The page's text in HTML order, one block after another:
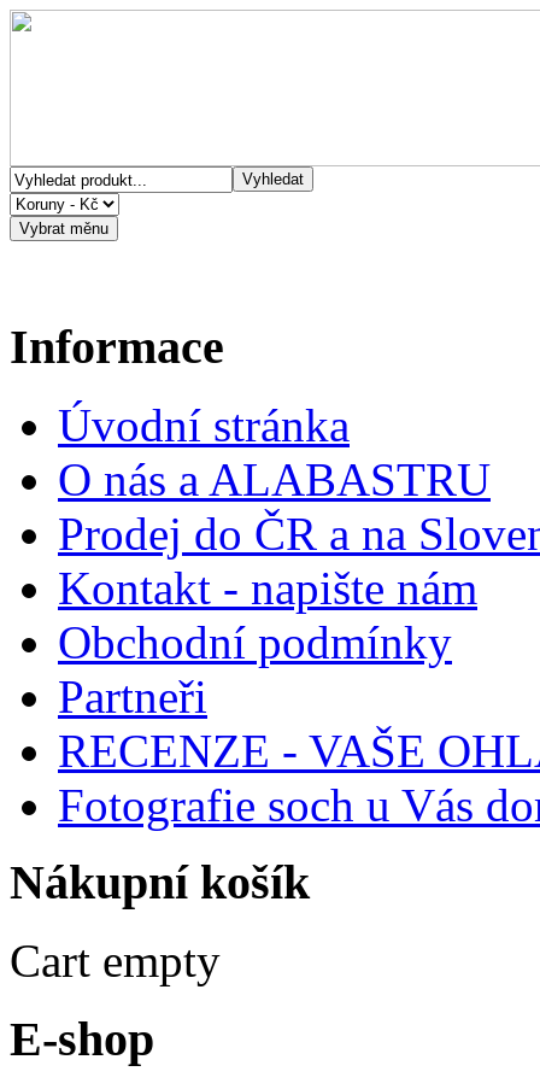
Informace
Úvodní stránka
O nás a ALABASTRU
Prodej do ČR a na
Kontakt - napište nám
Obchodní podmínky
Partneři
RECENZE - VAŠE
Fotografie soch u Vás
Nákupní košík
Cart empty
E-shop